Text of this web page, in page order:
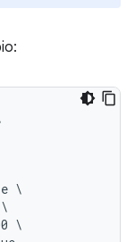
\
\